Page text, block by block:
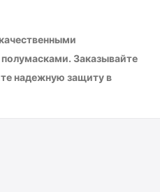
Заказывайте
надежную защиту в